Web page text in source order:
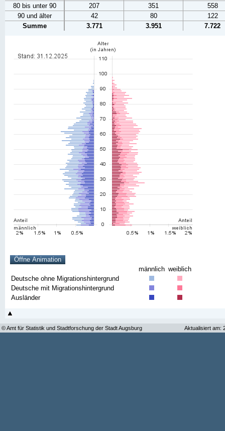
80 bis unter 90
207 351
558
90 und älter
42 80
122
Summe
3.771 3.951 7.722
männlich weiblich
Deutsche ohne Migrationshintergrund
Deutsche mit Migrationshintergrund
Ausländer
© Amt für Statistik und Stadtforschung der Stadt Augsburg Aktualisiert am: